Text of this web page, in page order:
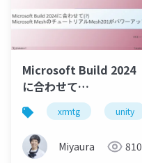
Microsoft Build 2024
に合わせて
(?)Microsoft Meshの
チュートリアル
Mesh201がパワーアッ
プ
xrmtg unity
Miyaura 810